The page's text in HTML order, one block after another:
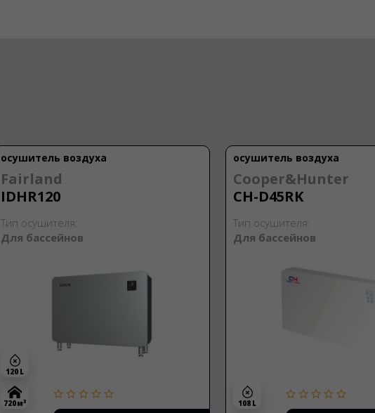
осушитель воздуха
Fairland
IDHR120
Тип осушителя:
Для бассейнов
120 L
720 м3
осушитель воздуха
Cooper&Hunter
CH-D45RK
Тип осушителя:
Для бассейнов
108 L